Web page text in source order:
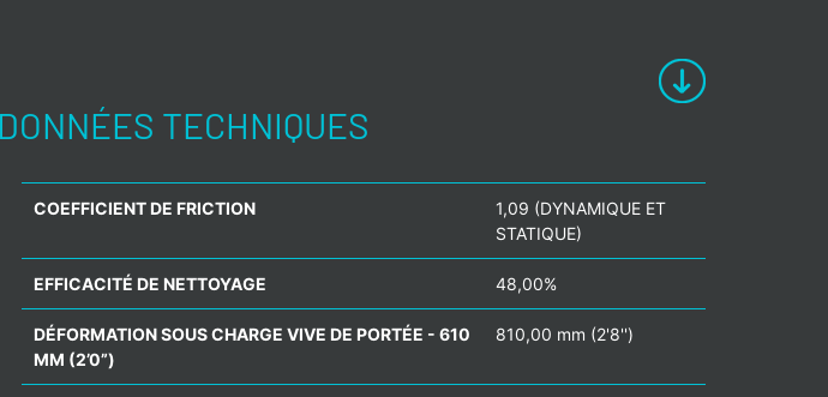
TECHNIQUES
COEFFICIENT DE FRICTION
1,09 (DYNAMIQUE ET
STATIQUE)
EFFICACITÉ DE NETTOYAGE 48,00%
DÉFORMATION SOUS CHARGE VIVE DE PORTÉE - 610
MM (2’0”)
810,00 mm (2'8'')